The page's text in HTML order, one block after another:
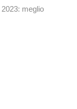
meglio